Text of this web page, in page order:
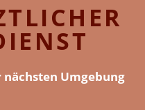
Umgebung